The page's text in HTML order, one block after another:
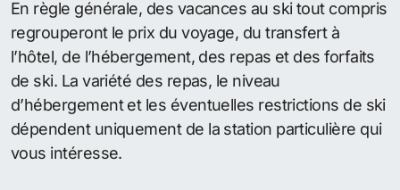
En règle générale, des vacances au ski tout compris
regrouperont le prix du voyage, du transfert à
l’hôtel, de l’hébergement, des repas et des forfaits
de ski. La variété des repas, le niveau
d’hébergement et les éventuelles restrictions de ski
dépendent uniquement de la station particulière qui
vous intéresse.